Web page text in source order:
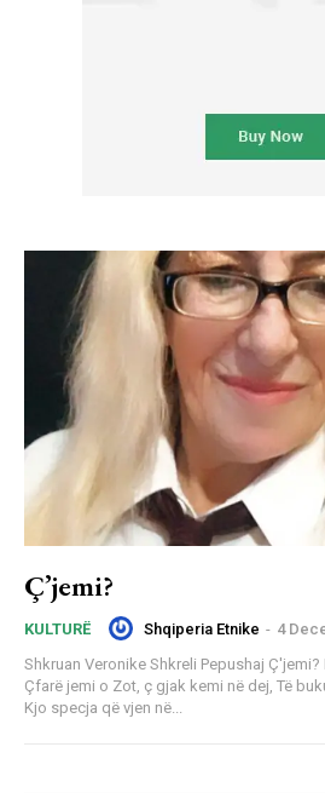
Ç’jemi?
KULTURË Shqiperia Etnike - 4
Shkruan Veronike Shkreli Pepushaj Ç'jemi? N ç'zanafillë bëjmë pjesë?
Çfarë jemi o Zot, ç gjak kemi në dej, Të
Kjo specja që vjen në...